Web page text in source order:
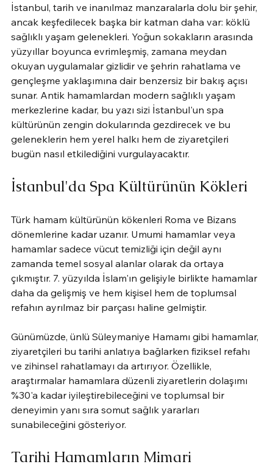
İstanbul, tarih ve inanılmaz manzaralarla dolu bir şehir,
ancak keşfedilecek başka bir katman daha var: köklü
sağlıklı yaşam gelenekleri. Yoğun sokakların arasında
yüzyıllar boyunca evrimleşmiş, zamana meydan
okuyan uygulamalar gizlidir ve şehrin rahatlama ve
gençleşme yaklaşımına dair benzersiz bir bakış açısı
sunar. Antik hamamlardan modern sağlıklı yaşam
merkezlerine kadar, bu yazı sizi İstanbul'un spa
kültürünün zengin dokularında gezdirecek ve bu
geleneklerin hem yerel halkı hem de ziyaretçileri
bugün nasıl etkilediğini vurgulayacaktır.
İstanbul'da Spa Kültürünün Kökleri
Türk hamam kültürünün kökenleri Roma ve Bizans
dönemlerine kadar uzanır. Umumi hamamlar veya
hamamlar sadece vücut temizliği için değil aynı
zamanda temel sosyal alanlar olarak da ortaya
çıkmıştır. 7. yüzyılda İslam'ın gelişiyle birlikte hamamlar
daha da gelişmiş ve hem kişisel hem de toplumsal
refahın ayrılmaz bir parçası haline gelmiştir.
Günümüzde, ünlü Süleymaniye Hamamı gibi hamamlar,
ziyaretçileri bu tarihi anlatıya bağlarken fiziksel refahı
ve zihinsel rahatlamayı da artırıyor. Özellikle,
araştırmalar hamamlara düzenli ziyaretlerin dolaşımı
%30'a kadar iyileştirebileceğini ve toplumsal bir
deneyimin yanı sıra somut sağlık yararları
sunabileceğini gösteriyor.
Tarihi Hamamların Mimari